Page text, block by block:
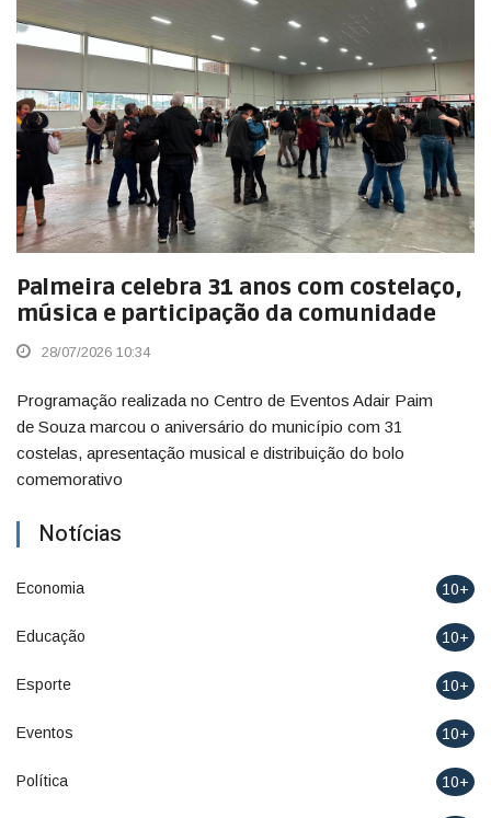
Palmeira celebra 31 anos com costelaço,
música e participação da comunidade
28/07/2026 10:34
Programação realizada no Centro de Eventos Adair Paim
de Souza marcou o aniversário do município com 31
costelas, apresentação musical e distribuição do bolo
comemorativo
Notícias
Economia 10+
Educação 10+
Esporte 10+
Eventos 10+
Política 10+